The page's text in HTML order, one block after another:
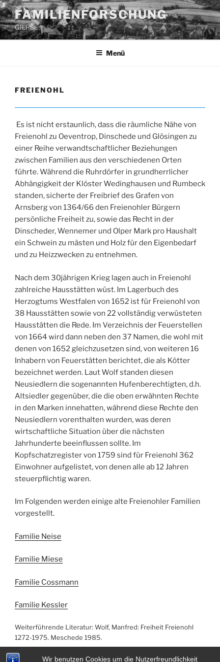
Wir benutzen Cookies um die Nutzerfreundlichkeit
Zum
Inhalt
springen
FAMILIENFORSCHUNG
GIERSE
Menü
FREIENOHL
Es ist nicht erstaunlich, dass die räumliche Nähe von
Freienohl zu Oeventrop, Dinschede und Glösingen zu
einer Reihe verwandtschaftlicher Beziehungen
zwischen Familien aus den verschiedenen Orten
führte. Während die Ruhrdörfer in grundherrlicher
Abhängigkeit der Klöster Wedinghausen und Rumbeck
standen, sicherte der Freibrief des Grafen von
Arnsberg von 1364/66 den Freienohler Bürgern
persönliche Freiheit zu, sowie das Recht in der
Dinscheder, Wennemer und Olper Mark pro Haushalt
ein Schwein zu mästen und Holz für den Eigenbedarf
und zu Heizzwecken zu entnehmen.
Nach dem 30jährigen Krieg lagen auch in Freienohl
zahlreiche Hausstätten wüst. Im Lagerbuch des
Herzogtums Westfalen von 1652 ist für Freienohl von
38 Hausstätten sowie von 22 vollständig verwüsteten
Hausstätten die Rede. Im Verzeichnis der Feuerstellen
von 1664 wird dann neben den 37 Namen, die wohl mit
denen von 1652 gleichzusetzen sind, von weiteren 16
Inhabern von Feuerstätten berichtet, die als Kötter
bezeichnet werden. Laut Wolf standen diesen
Neusiedlern die sogenannten Hufenberechtigten, d.h.
Altsiedler gegenüber, die die oben erwähnten Rechte
in den Marken innehatten, während diese Rechte den
Neusiedlern vorenthalten wurden, was deren
wirtschaftliche Situation über die nächsten
Jahrhunderte beeinflussen sollte. Im
Kopfschatzregister von 1759 sind für Freienohl 362
Einwohner aufgelistet, von denen alle ab 12 Jahren
steuerpflichtig waren.
Im Folgenden werden einige alte Freienohler Familien
vorgestellt.
Familie Neise
Familie Miese
Familie Cossmann
Familie Kessler
Weiterführende Literatur: Wolf, Manfred: Freiheit Freienohl
1272-1975. Meschede 1985.